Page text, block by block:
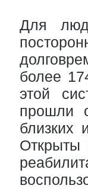
Для
более
этой
прошли
Открыты